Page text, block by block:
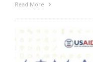
Read More